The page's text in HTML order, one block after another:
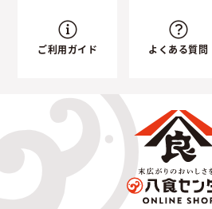
ご利用ガイド よくある質問